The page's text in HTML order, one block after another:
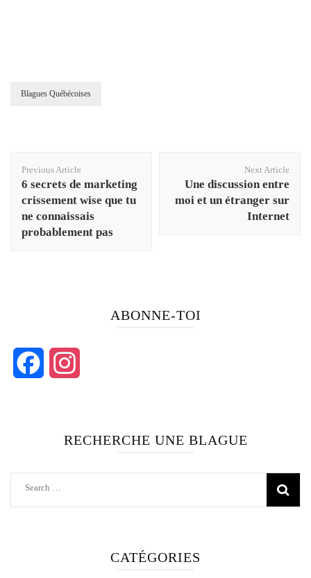
Blagues Québécoises
Navigation
Previous Article
6 secrets de marketing
crissement wise que tu
ne connaissais
probablement pas
Next Article
Une discussion entre
moi et un étranger sur
Internet
ABONNE-TOI
Facebook
RECHERCHE UNE BLAGUE
Search
CATÉGORIES